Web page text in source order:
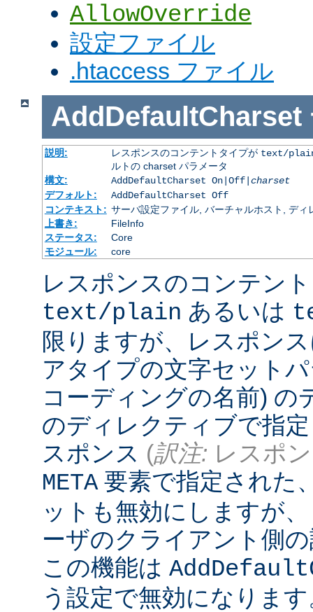
AllowOverride
設定ファイル
.htaccess ファイル
AddDefaultCharset
説明: レスポンスのコンテントタイプが text/
ルトの charset パラメータ
構文:
AddDefaultCharset On|Off| charset
デフォルト:
AddDefaultCharset Off
コンテキスト: サーバ設定ファイル, バーチャルホスト, ディ
上書き:
FileInfo
ステータス:
Core
モジュール:
core
レスポンスのコンテン
text/plain あるいは
限りますが、レスポン
アタイプの文字セット
コーディングの名前) の
のディレクティブで指
スポンス (訳注: レスポ
META 要素で指定された
ットも無効にしますが
ーザのクライアント側
この機能は
う設定で無効になりま